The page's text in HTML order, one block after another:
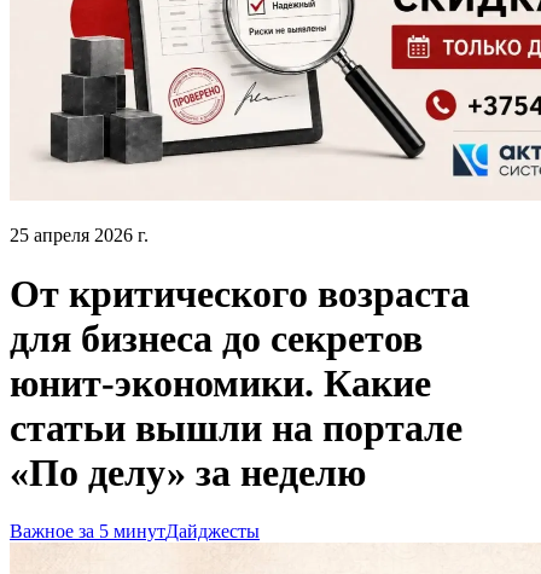
25 апреля 2026 г.
От критического возраста
для бизнеса до секретов
юнит-экономики. Какие
статьи вышли на портале
«По делу» за неделю
Важное за 5 минутДайджесты